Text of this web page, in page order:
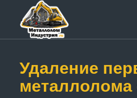
Удаление
металлолома